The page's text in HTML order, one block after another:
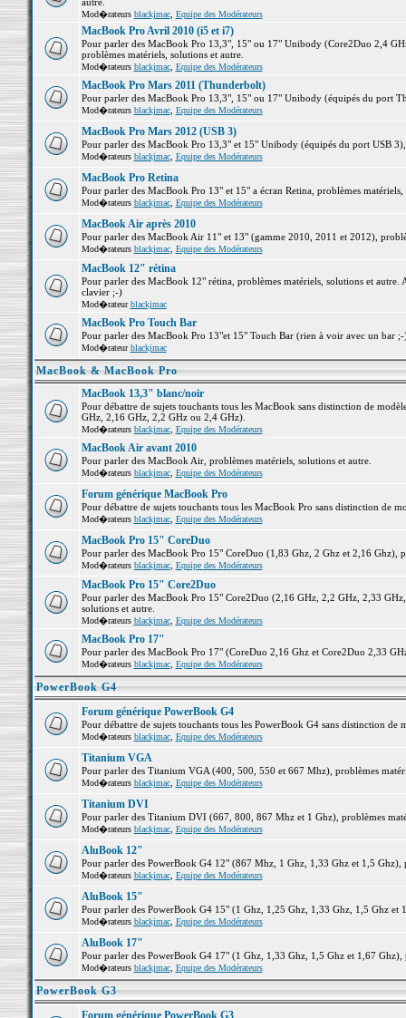
Mod�rateurs blackjmac, Equipe des Modérateurs
MacBook Pro Avril 2010 (i5 et i7)
Pour parler des MacBook Pro 13,3", 15" ou 17" Unibody (Core2Duo 2,4
problèmes matériels, solutions et autre.
Mod�rateurs blackjmac, Equipe des Modérateurs
MacBook Pro Mars 2011 (Thunderbolt)
Pour parler des MacBook Pro 13,3", 15" ou 17" Unibody (équipés du port
Mod�rateurs blackjmac, Equipe des Modérateurs
MacBook Pro Mars 2012 (USB 3)
Pour parler des MacBook Pro 13,3" et 15" Unibody (équipés du port USB
Mod�rateurs blackjmac, Equipe des Modérateurs
MacBook Pro Retina
Pour parler des MacBook Pro 13" et 15" a écran Retina, problèmes matériels,
Mod�rateurs blackjmac, Equipe des Modérateurs
MacBook Air après 2010
Pour parler des MacBook Air 11" et 13" (gamme 2010, 2011 et 2012),
Mod�rateurs blackjmac, Equipe des Modérateurs
MacBook 12" rétina
Pour parler des MacBook 12" rétina, problèmes matériels, solutions et
clavier ;-)
Mod�rateurblackjmac
MacBook Pro Touch Bar
Pour parler des MacBook Pro 13"et 15" Touch Bar (rien à voir avec un bar
Mod�rateurblackjmac
MacBook & MacBook Pro
MacBook 13,3" blanc/noir
Pour débattre de sujets touchants tous les MacBook sans distinction de
GHz, 2,16 GHz, 2,2 GHz ou 2,4 GHz).
Mod�rateurs blackjmac, Equipe des Modérateurs
MacBook Air avant 2010
Pour parler des MacBook Air, problèmes matériels, solutions et autre.
Mod�rateurs blackjmac, Equipe des Modérateurs
Forum générique MacBook Pro
Pour débattre de sujets touchants tous les MacBook Pro sans distinction de
Mod�rateurs blackjmac, Equipe des Modérateurs
MacBook Pro 15" CoreDuo
Pour parler des MacBook Pro 15" CoreDuo (1,83 Ghz, 2 Ghz et 2,16 Ghz),
Mod�rateurs blackjmac, Equipe des Modérateurs
MacBook Pro 15" Core2Duo
Pour parler des MacBook Pro 15" Core2Duo (2,16 GHz, 2,2 GHz, 2,33
solutions et autre.
Mod�rateurs blackjmac, Equipe des Modérateurs
MacBook Pro 17"
Pour parler des MacBook Pro 17" (CoreDuo 2,16 Ghz et Core2Duo 2,33
Mod�rateurs blackjmac, Equipe des Modérateurs
PowerBook G4
Forum générique PowerBook G4
Pour débattre de sujets touchants tous les PowerBook G4 sans distinction de
Mod�rateurs blackjmac, Equipe des Modérateurs
Titanium VGA
Pour parler des Titanium VGA (400, 500, 550 et 667 Mhz), problèmes
Mod�rateurs blackjmac, Equipe des Modérateurs
Titanium DVI
Pour parler des Titanium DVI (667, 800, 867 Mhz et 1 Ghz), problèmes
Mod�rateurs blackjmac, Equipe des Modérateurs
AluBook 12"
Pour parler des PowerBook G4 12" (867 Mhz, 1 Ghz, 1,33 Ghz et 1,5 Ghz),
Mod�rateurs blackjmac, Equipe des Modérateurs
AluBook 15"
Pour parler des PowerBook G4 15" (1 Ghz, 1,25 Ghz, 1,33 Ghz, 1,5 Ghz et
Mod�rateurs blackjmac, Equipe des Modérateurs
AluBook 17"
Pour parler des PowerBook G4 17" (1 Ghz, 1,33 Ghz, 1,5 Ghz et 1,67 Ghz),
Mod�rateurs blackjmac, Equipe des Modérateurs
PowerBook G3
Forum générique PowerBook G3